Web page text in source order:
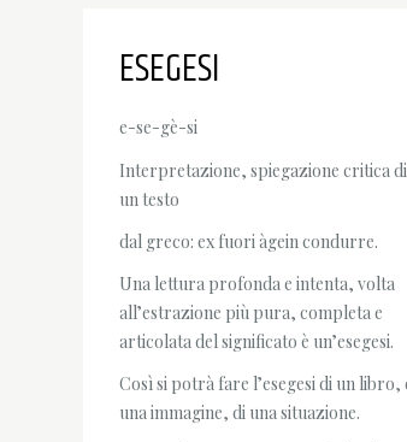
ESEGESI
e-se-gè-si
Interpretazione, spiegazione critica di
un testo
dal greco: ex fuori àgein condurre.
Una lettura profonda e intenta, volta
all’estrazione più pura, completa e
articolata del significato è un’esegesi.
Così si potrà fare l’esegesi di un libro,
una immagine, di una situazione.